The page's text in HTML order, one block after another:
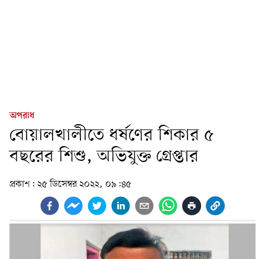
অপরাধ
বোয়ালখালীতে ধর্ষণের শিকার ৫
বছরের শিশু, অভিযুক্ত গ্রেপ্তার
প্রকাশ: ২৫ ডিসেম্বর ২০২২, ০৯:৪৫